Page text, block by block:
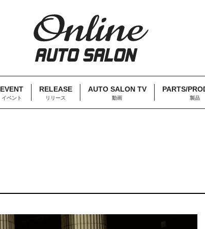
EVENT
イベント
RELEASE
リリース
AUTO SALON TV
動画
PARTS/
製品